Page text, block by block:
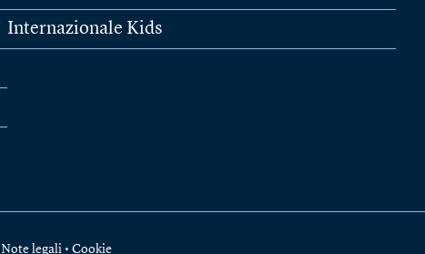
Internazionale Kids
Note legali • Cookie